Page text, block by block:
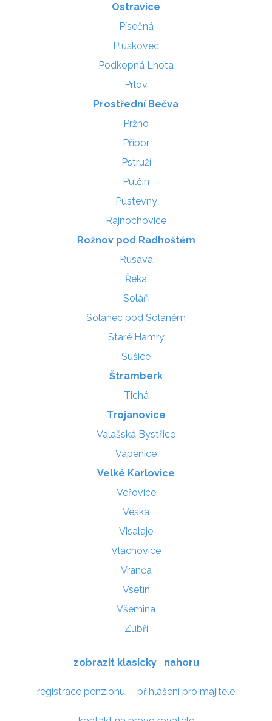
Ostravice
Písečná
Pluskovec
Podkopná Lhota
Prlov
Prostřední Bečva
Pržno
Příbor
Pstruží
Pulčín
Pustevny
Rajnochovice
Rožnov pod Radhoštěm
Rusava
Řeka
Soláň
Solanec pod Soláněm
Staré Hamry
Sušice
Štramberk
Tichá
Trojanovice
Valašská Bystřice
Vápenice
Velké Karlovice
Veřovice
Véska
Visalaje
Vlachovice
Vranča
Vsetín
Všemina
Zubří
zobrazit klasicky nahoru
registrace penzionu přihlášení pro majitele